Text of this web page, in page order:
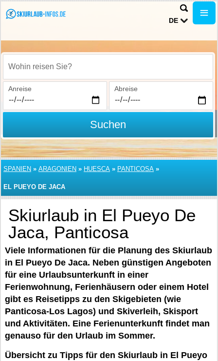
DE
Wohin reisen Sie?
Anreise Abreise
Suchen
SPANIEN » ARAGONIEN » HUESCA » PANTICOSA »
EL PUEYO DE JACA
Skiurlaub in El Pueyo De
Jaca, Panticosa
Viele Informationen für die Planung des Skiurlaub
in El Pueyo De Jaca. Neben günstigen Angeboten
für eine Urlaubsunterkunft in einer
Ferienwohnung, Ferienhäusern oder einem Hotel
gibt es Reisetipps zu den Skigebieten (wie
Panticosa-Los Lagos) und Skiverleih, Skisport
und Aktivitäten. Eine Ferienunterkunft findet man
genauso für den Urlaub im Sommer.
Übersicht zu Tipps für den Skiurlaub in El Pueyo